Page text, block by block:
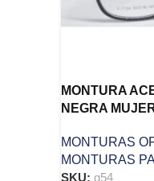
MONTURA
NEGRA
MONTURAS
MONTURAS
SKU: g54